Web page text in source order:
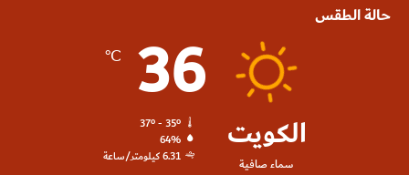
حالة الطقس
الكويت
سماء صافية
36
℃
37º - 35º
64%
6.31 كيلومتر/ساعة